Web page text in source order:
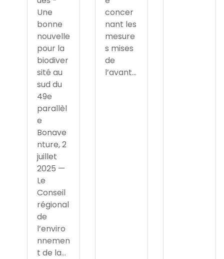
Une
bonne
nouvelle
pour la
biodiver
sité au
sud du
49e
parallèl
e
Bonave
nture, 2
juillet
2025 —
Le
Conseil
régional
de
l’enviro
nnemen
t de la...
concer
nant les
mesure
s mises
de
l’avant...